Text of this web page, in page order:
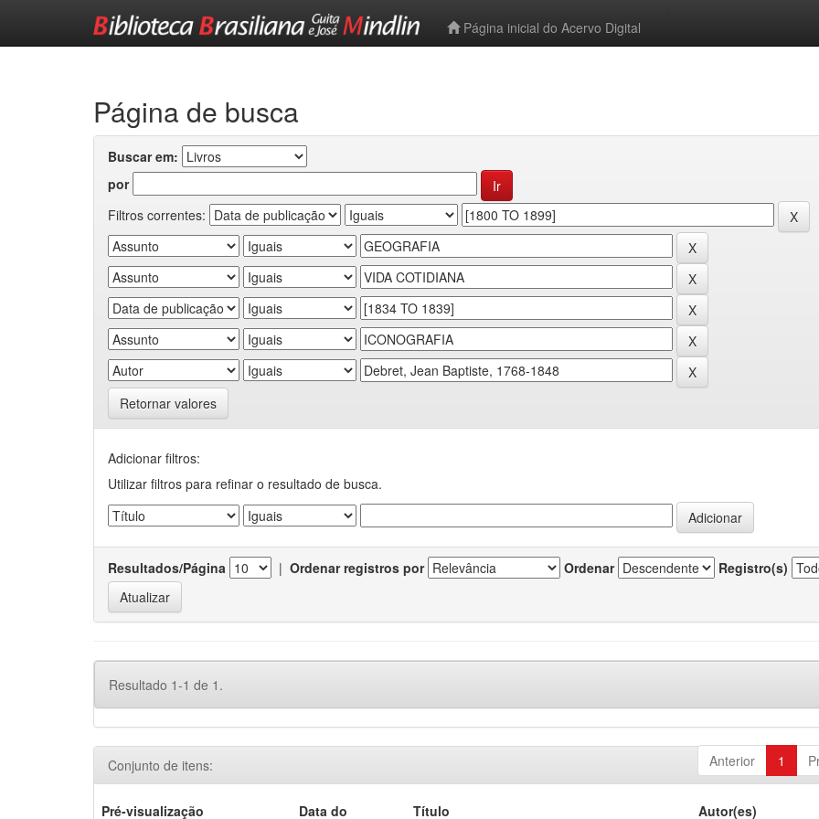
Página inicial do Acervo Digital
Página de busca
Buscar em:
por
Filtros correntes:
Retornar valores
Adicionar filtros:
Utilizar filtros para refinar o resultado de busca.
Resultados/Página | Ordenar registros por Ordenar Registro(s)
Resultado 1-1 de 1.
Anterior 1
Conjunto de itens:
Pré-visualização Data do Título Autor(es)